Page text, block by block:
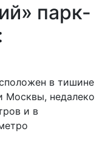
парк-
в тишине
Москвы, недалеко
и в